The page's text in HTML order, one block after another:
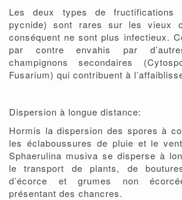
Les deux types de fructifications
pycnide) sont rares sur les vieux
conséquent ne sont plus infectieux.
par contre envahis par
champignons secondaires
Fusarium) qui contribuent à
Dispersion à longue distance:
Hormis la dispersion des spores à
les éclaboussures de pluie et le
Sphaerulina musiva se disperse à
le transport de plants, de
d’écorce et grumes non
présentant des chancres.